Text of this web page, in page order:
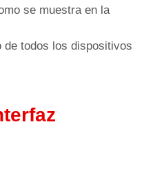
se muestra en la
de todos los dispositivos